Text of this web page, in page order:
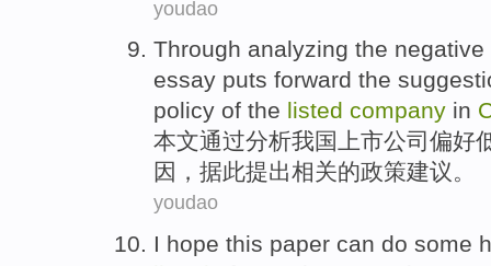
youdao
Through analyzing the negative
essay puts forward the
policy of the listed company in
本文通过分析我国 上市公司 偏好
因 ，据此提出相关的政策建议。
youdao
I hope this paper can do some